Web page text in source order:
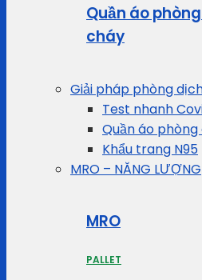
Quần áo
cháy
Giải pháp phòng
Test nhanh
Quần áo
Khẩu trang N95
MRO – NĂNG LƯỢNG
MRO
PALLET